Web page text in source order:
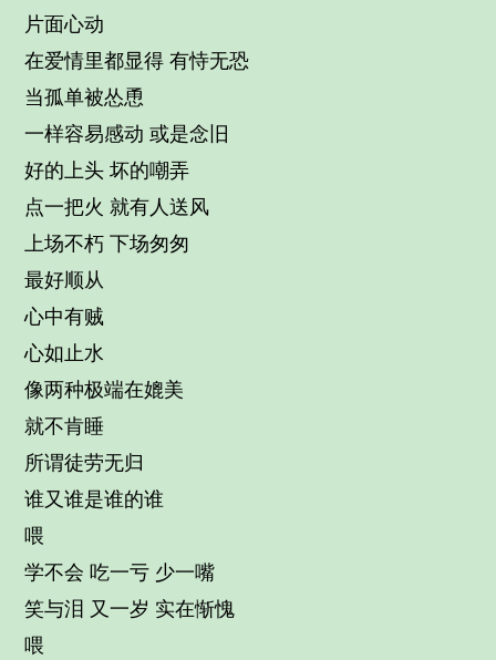
片面心动
在爱情里都显得 有恃无恐
当孤单被怂恿
一样容易感动 或是念旧
好的上头 坏的嘲弄
点一把火 就有人送风
上场不朽 下场匆匆
最好顺从
心中有贼
心如止水
像两种极端在媲美
就不肯睡
所谓徒劳无归
谁又谁是谁的谁
喂
学不会 吃一亏 少一嘴
笑与泪 又一岁 实在惭愧
喂